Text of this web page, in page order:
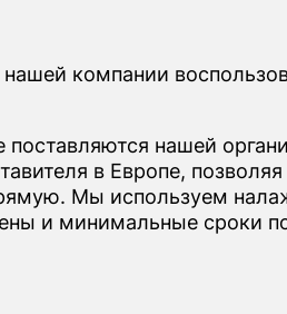
компании
нашей
в Европе,
Мы используем
и минимальные сроки